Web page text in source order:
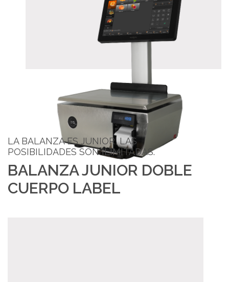
LA BALANZA ES JUNIOR, LAS
POSIBILIDADES SON ILIMITADAS.
BALANZA JUNIOR DOBLE
CUERPO LABEL